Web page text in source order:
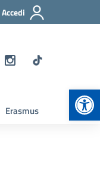
Accedi
Erasmus